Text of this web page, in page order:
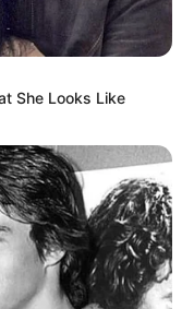
She Looks Like